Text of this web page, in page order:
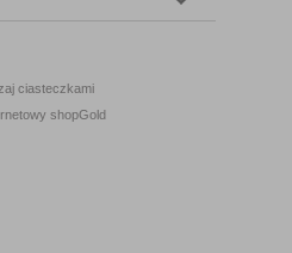
ciasteczkami
shopGold